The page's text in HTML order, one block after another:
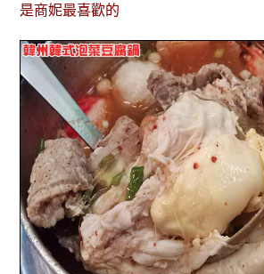
是商妮最喜歡的